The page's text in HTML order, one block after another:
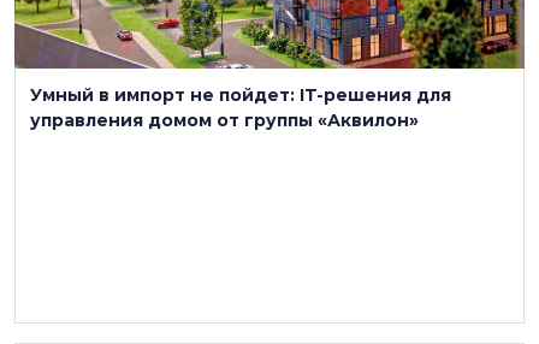
Умный в импорт не пойдет: IT-решения для
управления домом от группы «Аквилон»